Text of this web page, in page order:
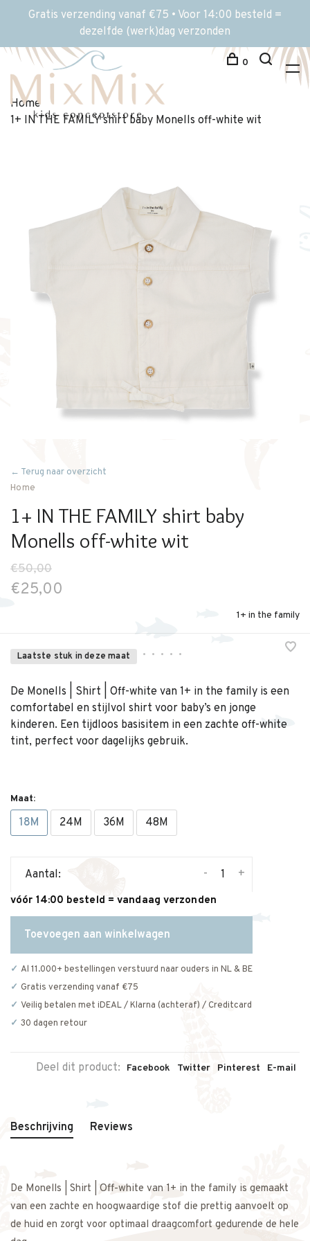
Gratis verzending vanaf €75 • Voor 14:00 besteld =
dezelfde (werk)dag verzonden
0
Home
1+ IN THE FAMILY shirt baby Monells off-white wit
← Terug naar overzicht
Home
1+ IN THE FAMILY shirt baby
Monells off-white wit
€50,00
€25,00
1+ in the family
Laatste stuk in deze maat • • • • •
De Monells | Shirt | Off-white van 1+ in the family is een
comfortabel en stijlvol shirt voor baby’s en jonge
kinderen. Een tijdloos basisitem in een zachte off-white
tint, perfect voor dagelijks gebruik.
Maat:
18M 24M 36M 48M
Aantal: +
-
vóór 14:00 besteld = vandaag verzonden
Toevoegen aan winkelwagen
Al 11.000+ bestellingen verstuurd naar ouders in NL & BE
Gratis verzending vanaf €75
Veilig betalen met iDEAL / Klarna (achteraf) / Creditcard
30 dagen retour
Deel dit product: Facebook Twitter Pinterest E-mail
Beschrijving Reviews
De Monells | Shirt | Off-white van 1+ in the family is gemaakt
van een zachte en hoogwaardige stof die prettig aanvoelt op
de huid en zorgt voor optimaal draagcomfort gedurende de hele